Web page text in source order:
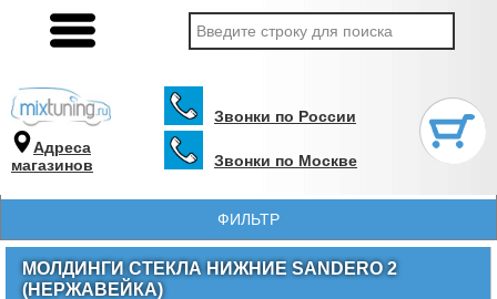
Адреса
магазинов
Звонки по России
Звонки по Москве
ФИЛЬТР
МОЛДИНГИ СТЕКЛА НИЖНИЕ SANDERO 2
(НЕРЖАВЕЙКА)